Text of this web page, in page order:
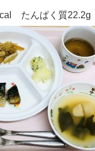
たんぱく質